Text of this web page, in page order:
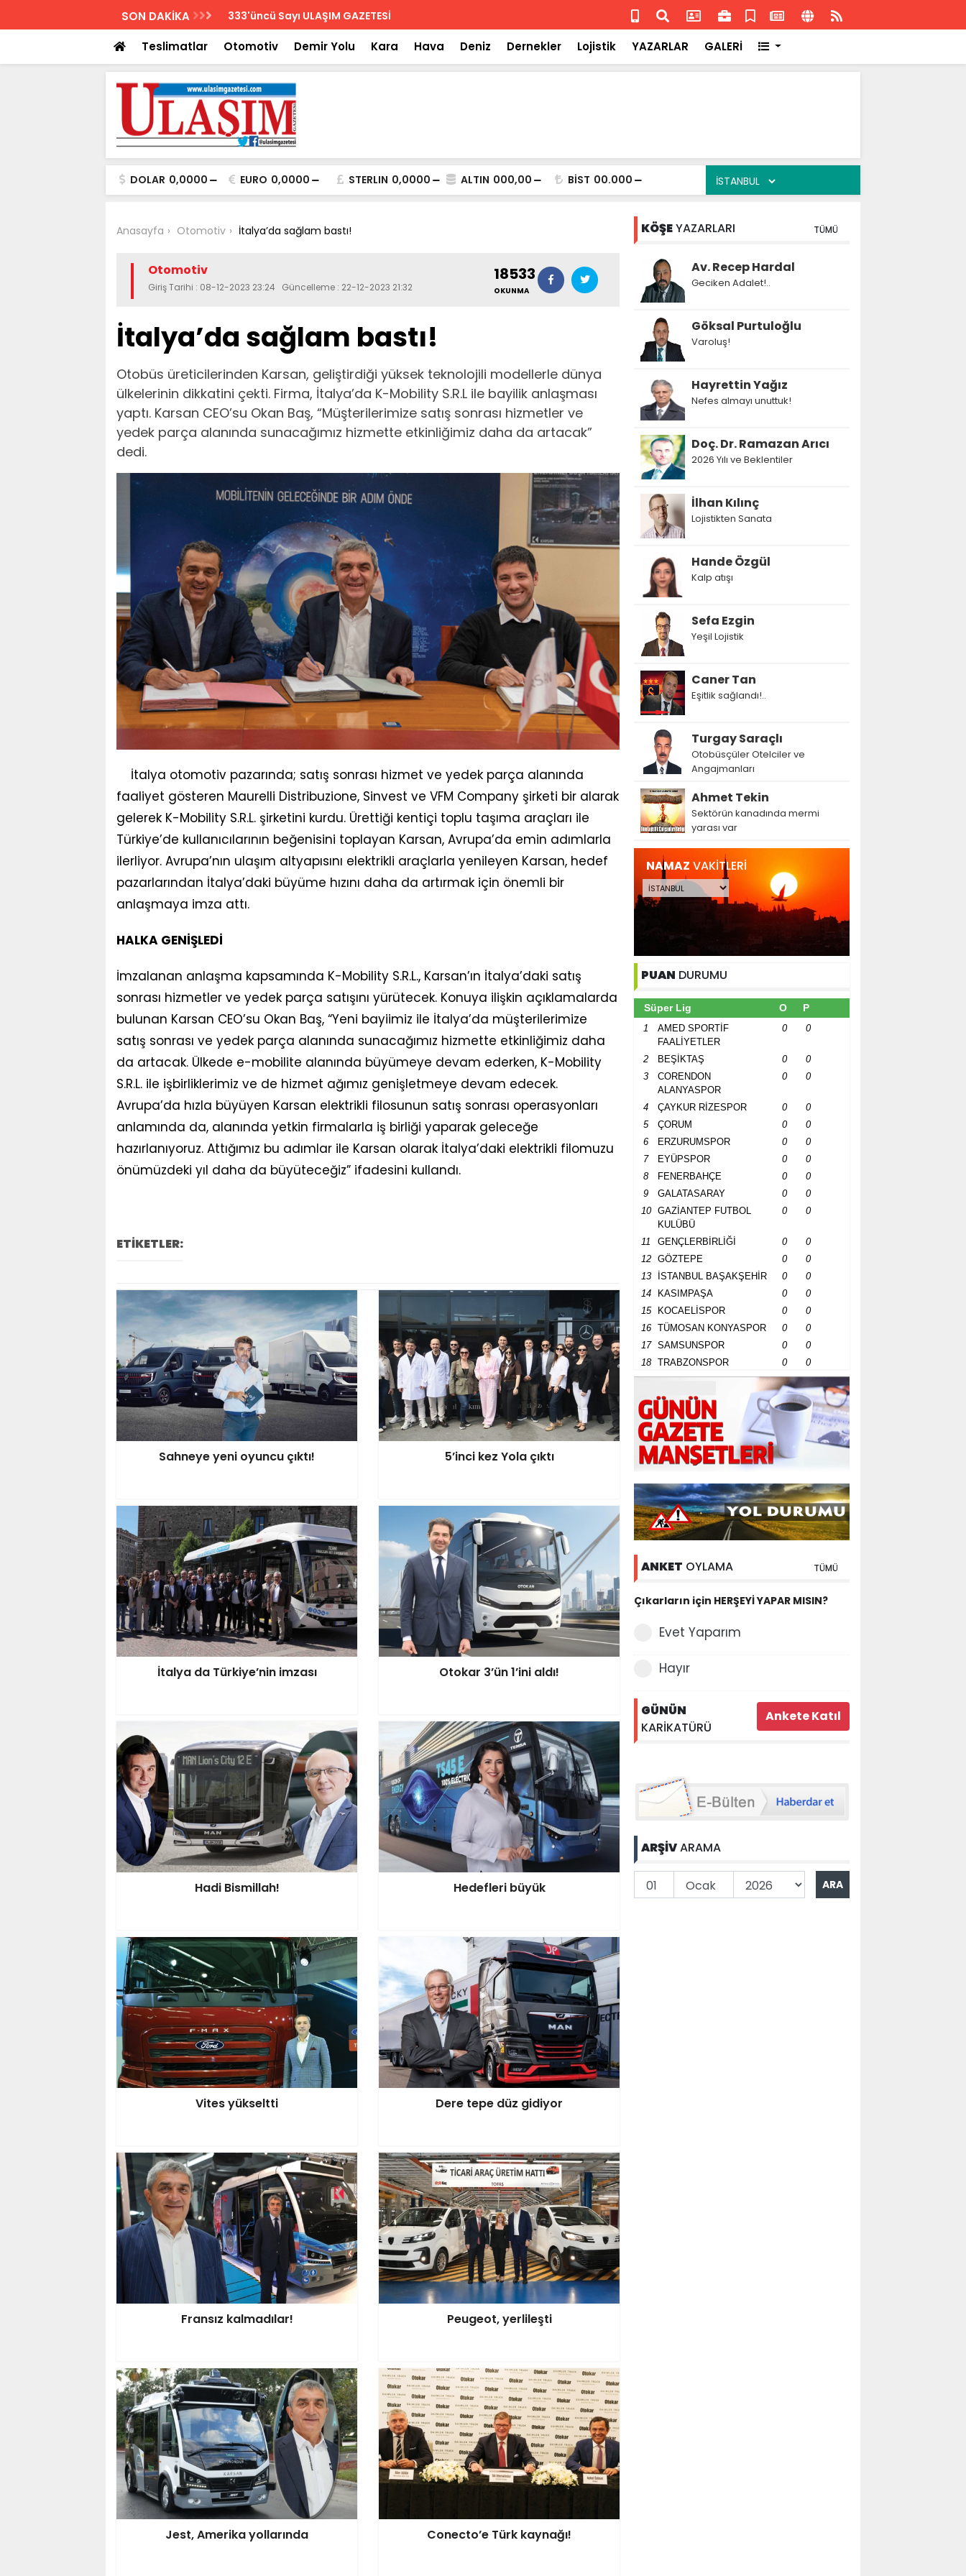
SON DAKİKA Biletler 12 saatte iade Isuzu'nun Fransa'daki başarısı
Teslimatlar Otomotiv Demir Yolu Kara Hava Deniz Dernekler Lojistik YAZARLAR GALERİ
DOLAR 0,0000 EURO 0,0000 STERLIN 0,0000 ALTIN 000,00 BİST 00.000
Anasayfa Otomotiv İtalya’da sağlam bastı!
Otomotiv
Giriş Tarihi : 08-12-2023 23:24 Güncelleme : 22-12-2023 21:32
18533
OKUNMA
İtalya’da sağlam bastı!
Otobüs üreticilerinden Karsan, geliştirdiği yüksek teknolojili modellerle dünya
ülkelerinin dikkatini çekti. Firma, İtalya’da K-Mobility S.R.L ile bayilik anlaşması
yaptı. Karsan CEO’su Okan Baş, “Müşterilerimize satış sonrası hizmetler ve
yedek parça alanında sunacağımız hizmette etkinliğimiz daha da artacak”
dedi.
İtalya otomotiv pazarında; satış sonrası hizmet ve yedek parça alanında
faaliyet gösteren Maurelli Distribuzione, Sinvest ve VFM Company şirketi bir alarak
gelerek K-Mobility S.R.L. şirketini kurdu. Ürettiği kentiçi toplu taşıma araçları ile
Türkiye’de kullanıcılarının beğenisini toplayan Karsan, Avrupa’da emin adımlarla
ilerliyor. Avrupa’nın ulaşım altyapısını elektrikli araçlarla yenileyen Karsan, hedef
pazarlarından İtalya’daki büyüme hızını daha da artırmak için önemli bir
anlaşmaya imza attı.
HALKA GENİŞLEDİ
İmzalanan anlaşma kapsamında K-Mobility S.R.L., Karsan’ın İtalya’daki satış
sonrası hizmetler ve yedek parça satışını yürütecek. Konuya ilişkin açıklamalarda
bulunan Karsan CEO’su Okan Baş, “Yeni bayiimiz ile İtalya’da müşterilerimize
satış sonrası ve yedek parça alanında sunacağımız hizmette etkinliğimiz daha
da artacak. Ülkede e-mobilite alanında büyümeye devam ederken, K-Mobility
S.R.L. ile işbirliklerimiz ve de hizmet ağımız genişletmeye devam edecek.
Avrupa’da hızla büyüyen Karsan elektrikli filosunun satış sonrası operasyonları
anlamında da, alanında yetkin firmalarla iş birliği yaparak geleceğe
hazırlanıyoruz. Attığımız bu adımlar ile Karsan olarak İtalya’daki elektrikli filomuzu
önümüzdeki yıl daha da büyüteceğiz” ifadesini kullandı.
ETİKETLER:
Sahneye yeni oyuncu çıktı! 5’inci kez Yola çıktı
İtalya da Türkiye’nin imzası Otokar 3’ün 1’ini aldı!
Hadi Bismillah! Hedefleri büyük
Vites yükseltti Dere tepe düz gidiyor
Fransız kalmadılar! Peugeot, yerlileşti
Jest, Amerika yollarında Conecto’e Türk kaynağı!
KÖŞEYAZARLARI TÜMÜ
Av. Recep Hardal
Geciken Adalet!..
Göksal Purtuloğlu
Varoluş!
Hayrettin Yağız
Nefes almayı unuttuk!
Doç. Dr. Ramazan Arıcı
2026 Yılı ve Beklentiler
İlhan Kılınç
Lojistikten Sanata
Hande Özgül
Kalp atışı
Sefa Ezgin
Yeşil Lojistik
Caner Tan
Eşitlik sağlandı!..
Turgay Saraçlı
Otobüsçüler Otelciler ve
Angajmanları
Ahmet Tekin
Sektörün kanadında mermi
yarası var
NAMAZ VAKİTLERİ
PUAN DURUMU
Süper Lig O P
1
AMED SPORTİF
FAALİYETLER
0 0
2 BEŞİKTAŞ 0
0
3
CORENDON
ALANYASPOR
0 0
4 ÇAYKUR RİZESPOR 0
0
5
ÇORUM 0
0
6
ERZURUMSPOR 0
0
7
EYÜPSPOR 0
0
8
FENERBAHÇE 0
0
9
GALATASARAY 0
0
10
GAZİANTEP FUTBOL
KULÜBÜ
0 0
11 GENÇLERBİRLİĞİ 0
0
12
GÖZTEPE 0
0
13
İSTANBUL BAŞAKŞEHİR 0
0
14
KASIMPAŞA 0
0
15
KOCAELİSPOR 0
0
16
TÜMOSAN KONYASPOR 0
0
17
SAMSUNSPOR 0
0
18
TRABZONSPOR 0 0
ANKET OYLAMA TÜMÜ
Çıkarların için HERŞEYİ YAPAR MISIN?
Evet Yaparım
Hayır
GÜNÜN
KARİKATÜRÜ
ARŞİVARAMA